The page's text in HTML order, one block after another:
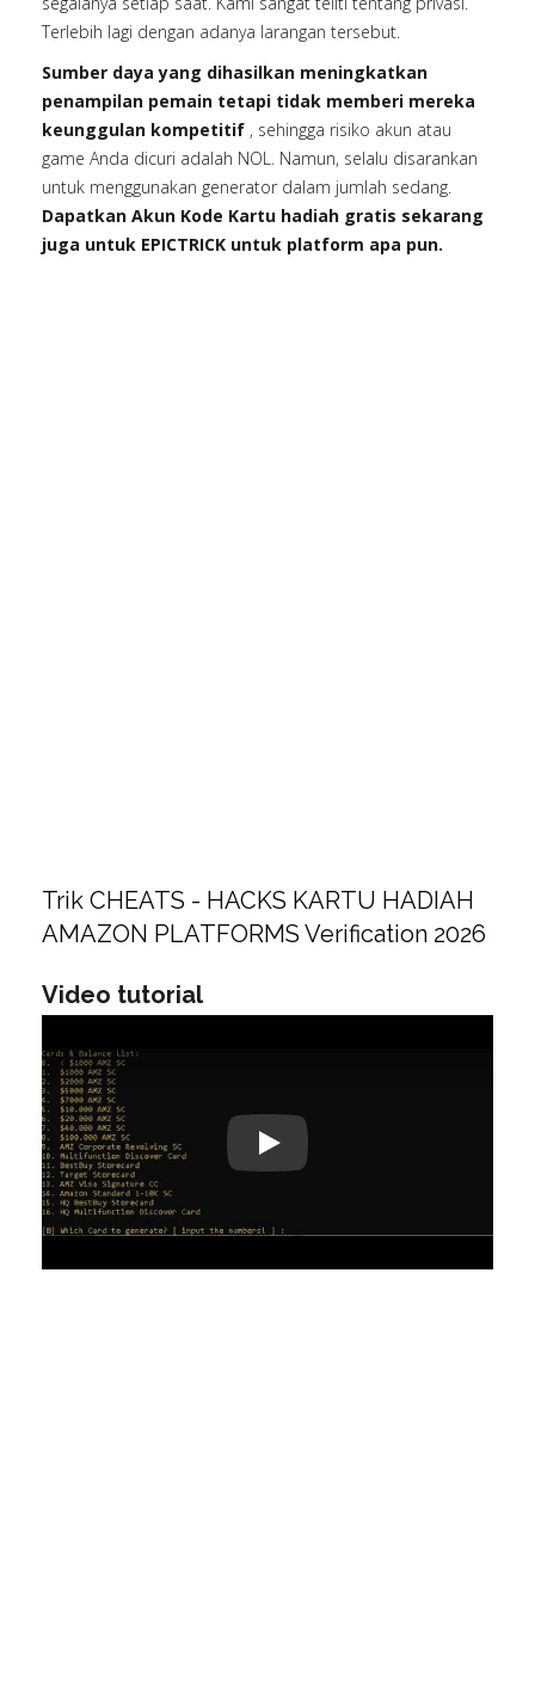
Terlebih lagi dengan adanya larangan tersebut.
Sumber daya yang dihasilkan meningkatkan
penampilan pemain tetapi tidak memberi mereka
keunggulan kompetitif , sehingga risiko akun atau
game Anda dicuri adalah NOL. Namun, selalu disarankan
untuk menggunakan generator dalam jumlah sedang.
Dapatkan Akun Kode Kartu hadiah gratis sekarang
juga untuk EPICTRICK untuk platform apa pun.
Trik CHEATS - HACKS KARTU HADIAH
AMAZON PLATFORMS Verification 2026
Video tutorial
Play: Keynote (Google I/O '18)